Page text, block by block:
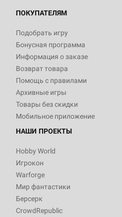
ПОКУПАТЕЛЯМ
Подобрать игру
Бонусная программа
Информация о заказе
Возврат товара
Помощь с правилами
Архивные игры
Товары без скидки
Мобильное приложение
НАШИ ПРОЕКТЫ
Hobby World
Игрокон
Warforge
Мир фантастики
Берсерк
CrowdRepublic